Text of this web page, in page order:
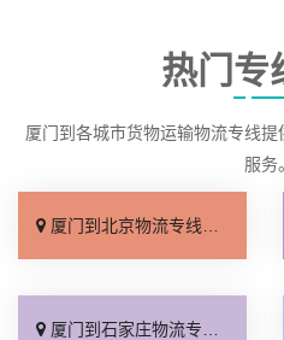
热门专
厦门到各城市货物运输物流专线
服务。
厦门到北京物流专线_直达不中转「送货到门」
厦门到石家庄物流专线_准时准点「多少公里」